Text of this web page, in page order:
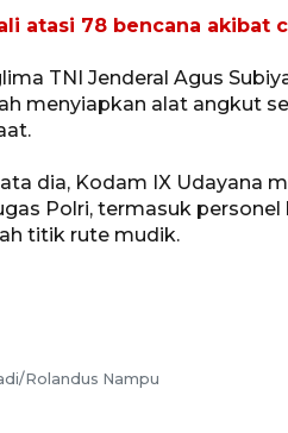
atasi 78 bencana akibat
TNI Jenderal Agus
menyiapkan alat angkut
dia, Kodam IX Udayana
Polri, termasuk
titik rute mudik.
Rolandus Nampu